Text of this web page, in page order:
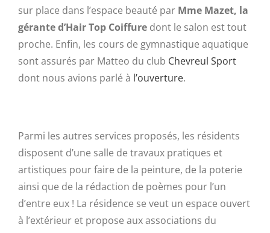
sur place dans l’espace beauté par Mme Mazet, la
gérante d’Hair Top Coiffure dont le salon est tout
proche. Enfin, les cours de gymnastique aquatique
sont assurés par Matteo du club Chevreul Sport
dont nous avions parlé à l’ouverture.
Parmi les autres services proposés, les résidents
disposent d’une salle de travaux pratiques et
artistiques pour faire de la peinture, de la poterie
ainsi que de la rédaction de poèmes pour l’un
d’entre eux ! La résidence se veut un espace ouvert
à l’extérieur et propose aux associations du